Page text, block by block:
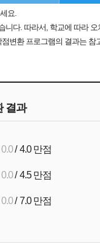
요.
다. 따라서, 학교에 따라
변환 프로그램의 결과는 참
결과
0.0/ 4.0 만점
0.0/ 4.5 만점
0.0/ 7.0 만점